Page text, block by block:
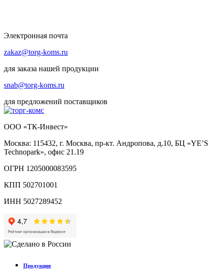
Электронная почта
zakaz@torg-koms.ru
для заказа нашей продукции
snab@torg-koms.ru
для предложений поставщиков
ООО «ТК-Инвест»
Москва: 115432, г. Москва, пр-кт. Андропова, д.10, БЦ «YE’S
Technopark», офис 21.19
ОГРН 1205000083595
КПП 502701001
ИНН 5027289452
Продукция